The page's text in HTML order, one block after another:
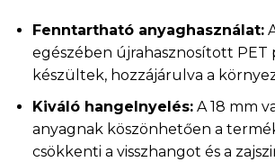
Fenntartható anyaghasználat:
egészében újrahasznosított PET
készültek, hozzájárulva a
Kiváló hangelnyelés:A 18 mm
anyagnak köszönhetően a
csökkenti a visszhangot és a